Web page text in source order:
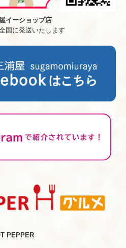
イーショップ店
国に発送いたします
PEPPER